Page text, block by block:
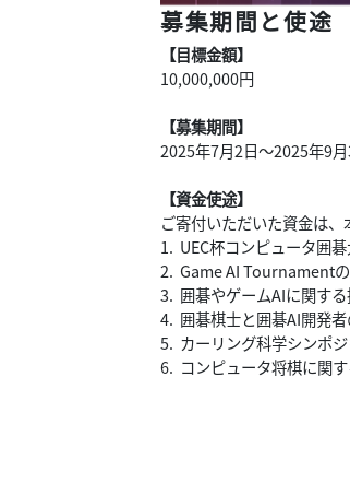
募集期間と使途
【目標金額】
10,000,000円
【募集期間】
2025年7月2日～2025年9
【資金使途】
ご寄付いただいた資金は
1. UEC杯コンピュータ囲
2. Game AI Tournament
3. 囲碁やゲームAIに関す
4. 囲碁棋士と囲碁AI開発者
5. カーリング科学シンポ
6. コンピュータ将棋に関